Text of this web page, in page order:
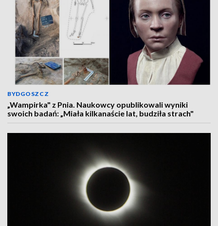
BYDGOSZCZ
„Wampirka" z Pnia. Naukowcy opublikowali wyniki
swoich badań: „Miała kilkanaście lat, budziła strach"